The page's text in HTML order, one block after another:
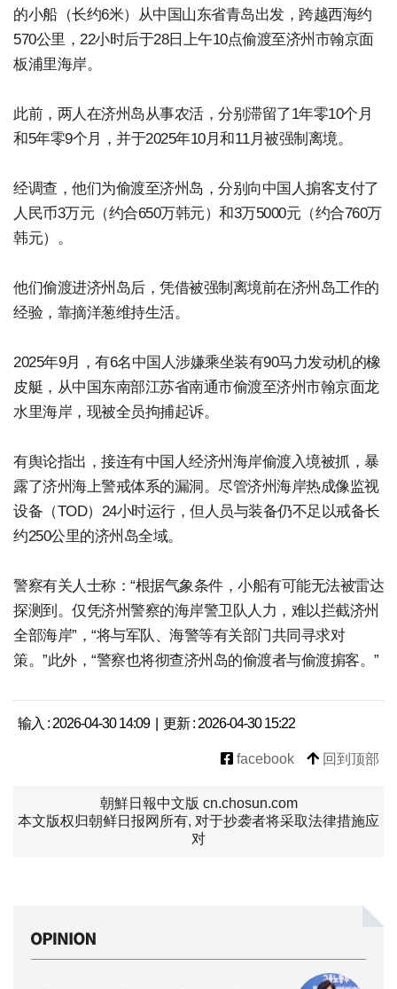
的小船（长约6米）从中国山东省青岛出发，跨越西海约
570公里，22小时后于28日上午10点偷渡至济州市翰京面
板浦里海岸。
此前，两人在济州岛从事农活，分别滞留了1年零10个月
和5年零9个月，并于2025年10月和11月被强制离境。
经调查，他们为偷渡至济州岛，分别向中国人掮客支付了
人民币3万元（约合650万韩元）和3万5000元（约合760万
韩元）。
他们偷渡进济州岛后，凭借被强制离境前在济州岛工作的
经验，靠摘洋葱维持生活。
2025年9月，有6名中国人涉嫌乘坐装有90马力发动机的橡
皮艇，从中国东南部江苏省南通市偷渡至济州市翰京面龙
水里海岸，现被全员拘捕起诉。
有舆论指出，接连有中国人经济州海岸偷渡入境被抓，暴
露了济州海上警戒体系的漏洞。尽管济州海岸热成像监视
设备（TOD）24小时运行，但人员与装备仍不足以戒备长
约250公里的济州岛全域。
警察有关人士称：“根据气象条件，小船有可能无法被雷达
探测到。仅凭济州警察的海岸警卫队人力，难以拦截济州
全部海岸”，“将与军队、海警等有关部门共同寻求对
策。”此外，“警察也将彻查济州岛的偷渡者与偷渡掮客。”
输入 : 2026-04-30 14:09 | 更新 : 2026-04-30 15:22
facebook 回到顶部
朝鮮日報中文版 cn.chosun.com
本文版权归朝鲜日报网所有, 对于抄袭者将采取法律措施应
对